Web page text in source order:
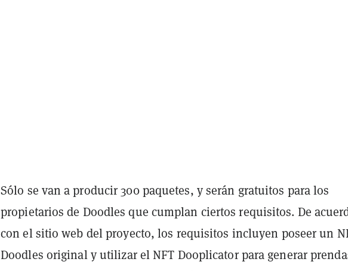
Sólo se van a producir 300 paquetes, y serán gratuitos para los
propietarios de Doodles que cumplan ciertos requisitos. De
con el sitio web del proyecto, los requisitos incluyen poseer un
Doodles original y utilizar el NFT Dooplicator para generar